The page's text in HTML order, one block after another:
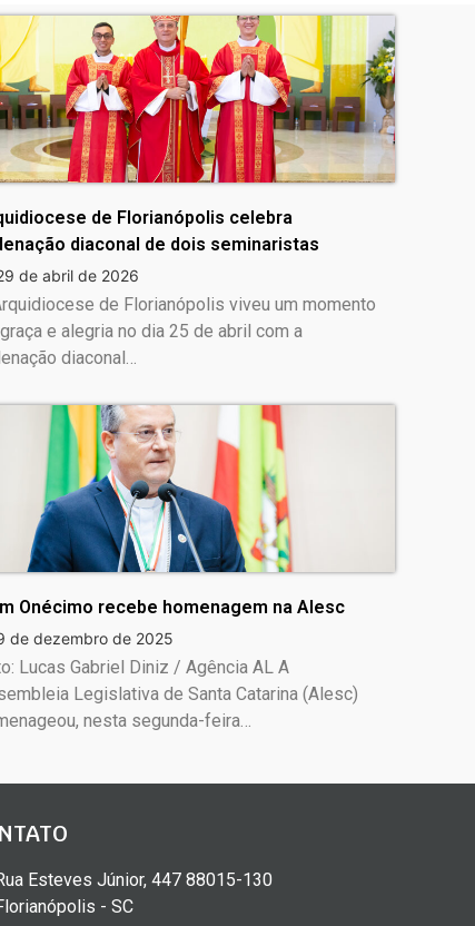
de Florianópolis celebra
diaconal de dois seminaristas
de abril de 2026
de Florianópolis viveu um momento
e alegria no dia 25 de abril com a
diaconal…
Onécimo recebe homenagem na Alesc
de dezembro de 2025
Lucas Gabriel Diniz / Agência AL A
Legislativa de Santa Catarina (Alesc)
nesta segunda-feira…
Esteves Júnior, 447 88015-130
- SC